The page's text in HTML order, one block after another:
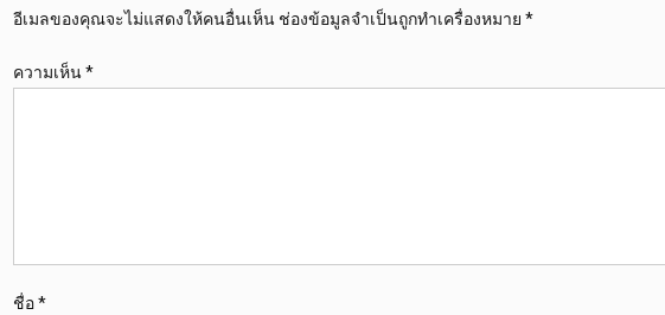
อีเมลของคุณจะไม่แสดงให้คนอื่นเห็น ช่องข้อมูลจำเป็นถูกทำเครื่องหมาย *
ความเห็น*
ชื่อ*